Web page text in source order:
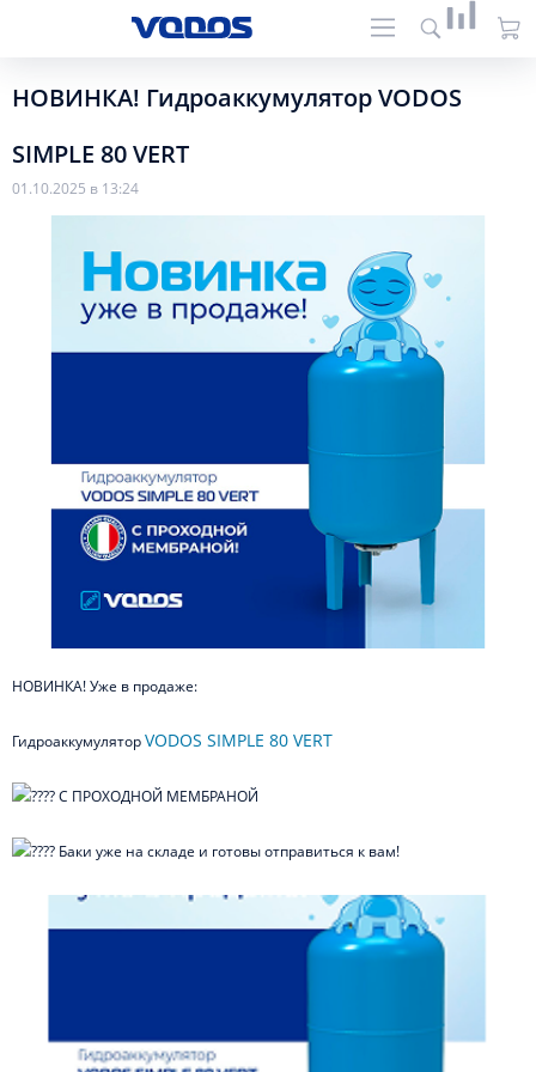
НОВИНКА! Гидроаккумулятор VODOS
SIMPLE 80 VERT
01.10.2025 в 13:24
НОВИНКА! Уже в продаже:
ГидроаккумуляторVODOS SIMPLE 80 VERT
С ПРОХОДНОЙ МЕМБРАНОЙ
Баки уже на складе и готовы отправиться к вам!